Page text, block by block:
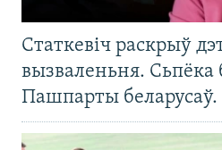
Статкевіч раскрыў
вызваленьня. Сьпёка
Пашпарты